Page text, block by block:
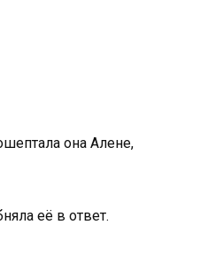
она Алене,
её в ответ.